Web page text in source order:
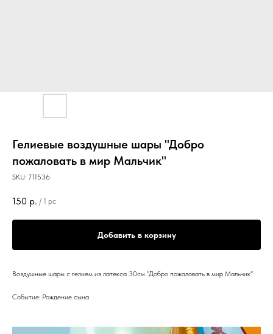
Гелиевые воздушные шары "Добро
пожаловать в мир Мальчик"
SKU: 711536
150 р. / 1 pc
Добавить в корзину
Воздушные шары с гелием из латекса 30см "Добро пожаловать в мир Мальчик"
Событие: Рождение сына